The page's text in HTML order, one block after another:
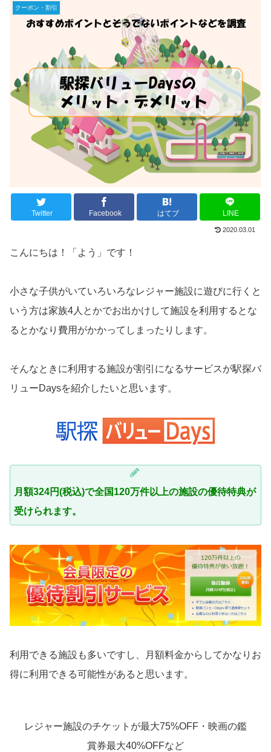
クーポン・割引
Twitter Facebook はてブ LINE
2020.03.01
こんにちは！「よう」です！
小さな子供がいていろいろなレジャー施設に遊びに行くと
いう方は家族4人とかでお出かけして施設を利用するとな
るとかなり費用がかかってしまったりします。
そんなときに利用する施設が割引になるサービスが駅探バ
リューDaysを紹介したいと思います。
月額324円(税込)で全国120万件以上の施設の優待特典が
受けられます。
利用できる施設も多いですし、月額料金からしてかなりお
得に利用できる可能性があると思います。
レジャー施設のチケットが最大75%OFF・映画の鑑
賞券最大40%OFFなど